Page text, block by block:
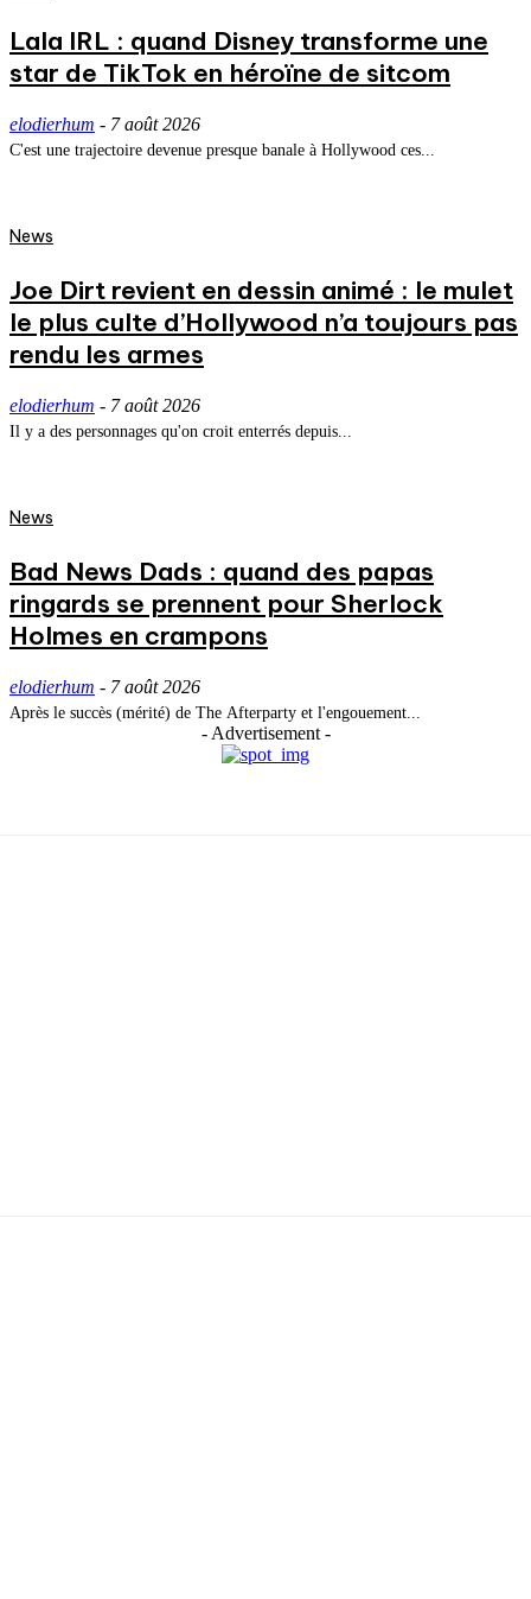
Lala IRL : quand Disney transforme une
star de TikTok en héroïne de sitcom
elodierhum - 7 août 2026
C'est une trajectoire devenue presque banale à Hollywood ces...
News
Joe Dirt revient en dessin animé : le mulet
le plus culte d’Hollywood n’a toujours pas
rendu les armes
elodierhum - 7 août 2026
Il y a des personnages qu'on croit enterrés depuis...
News
Bad News Dads : quand des papas
ringards se prennent pour Sherlock
Holmes en crampons
elodierhum - 7 août 2026
Après le succès (mérité) de The Afterparty et l'engouement...
- Advertisement -